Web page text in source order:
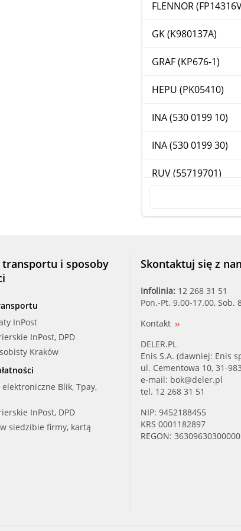
FLENNOR
GK (K980137A)
GRAF (KP676-1)
HEPU (PK05410)
INA (530 0199 10)
INA (530 0199 30)
RUV (55719701)
transportu i sposoby
InPost
InPost, DPD
Kraków
elektroniczne Blik, Tpay,
InPost, DPD
w siedzibie firmy, kartą
Skontaktuj się z
Infolinia: 12 268 31 51
Pon.-Pt. 9.00-17.00, Sob.
Kontakt
DELER.PL
Enis S.A. (dawniej: Enis
ul. Cementowa 10, 31-
e-mail: bok@deler.pl
tel. 12 268 31 51
NIP: 9452188455
KRS 0001182897
REGON: 36309630300000